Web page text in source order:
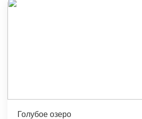
Голубое озеро